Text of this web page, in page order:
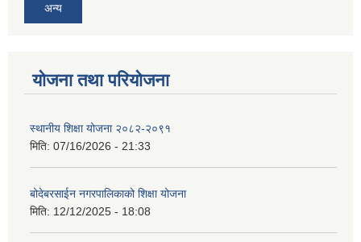
अन्य
योजना तथा परियोजना
स्थानीय शिक्षा योजना २०८२-२०९१
मिति: 07/16/2026 - 21:33
बोदेबरसाईन नगरपालिकाको शिक्षा योजना
मिति: 12/12/2025 - 18:08